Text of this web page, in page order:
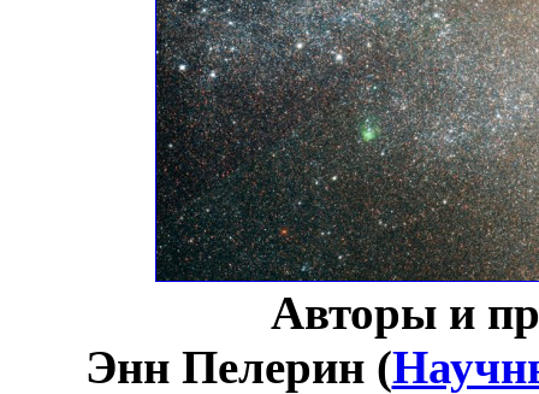
Авторы и
Энн Пелерин (